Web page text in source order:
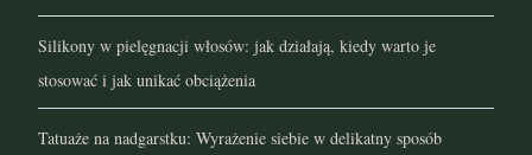
grudzień 2021
listopad 2021
Silikony w pielęgnacji włosów: jak działają, kiedy warto je
stosować i jak unikać obciążenia
Tatuaże na nadgarstku: Wyrażenie siebie w delikatny sposób